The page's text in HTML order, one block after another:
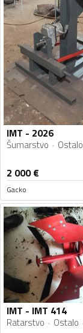
IMT - 2026
Šumarstvo Ostalo
2 000€
Gacko
IMT - IMT 414
Ratarstvo Ostalo